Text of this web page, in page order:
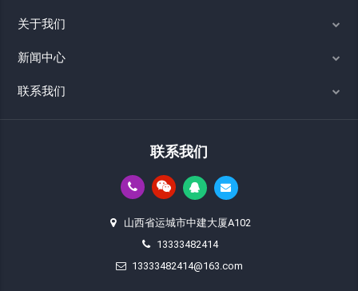
关于我们
新闻中心
联系我们
联系我们
山西省运城市中建大厦A102
13333482414
13333482414@163.com